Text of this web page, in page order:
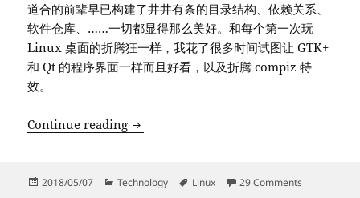
道合的前辈早已构建了井井有条的目录结构、依赖关系、
软件仓库、……一切都显得那么美好。和每个第一次玩
Linux 桌面的折腾狂一样，我花了很多时间试图让 GTK+
和 Qt 的程序界面一样而且好看，以及折腾 compiz 特
效。
Continue reading Linux 发行版：“强迫症患者”们的共识社区
Posted
2018/05/07 Categories
Technology Tags
Linux 29 Comments